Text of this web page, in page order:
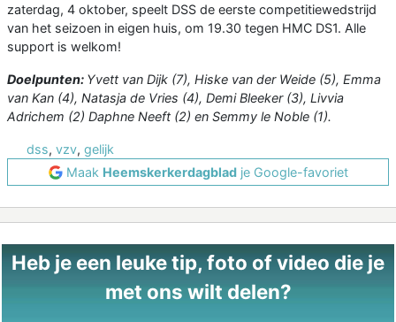
zaterdag, 4 oktober, speelt DSS de eerste competitiewedstrijd
van het seizoen in eigen huis, om 19.30 tegen HMC DS1. Alle
support is welkom!
Doelpunten: Yvett van Dijk (7), Hiske van der Weide (5), Emma
van Kan (4), Natasja de Vries (4), Demi Bleeker (3), Livvia
Adrichem (2) Daphne Neeft (2) en Semmy le Noble (1).
dss, vzv, gelijk
Maak Heemskerkerdagbladje Google-favoriet
Heb je een leuke tip, foto of video die je
met ons wilt delen?